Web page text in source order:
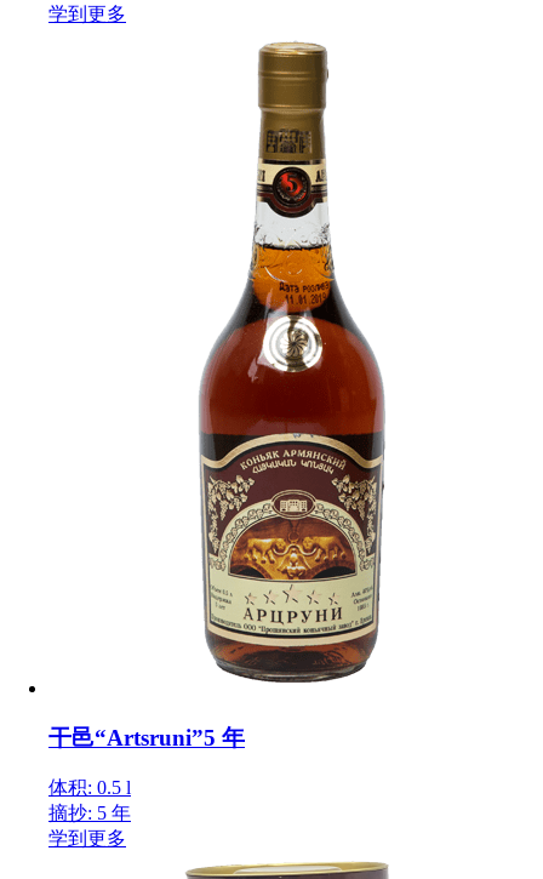
学到更多
干邑“Artsruni”5 年
体积: 0.5 l
摘抄: 5 年
学到更多